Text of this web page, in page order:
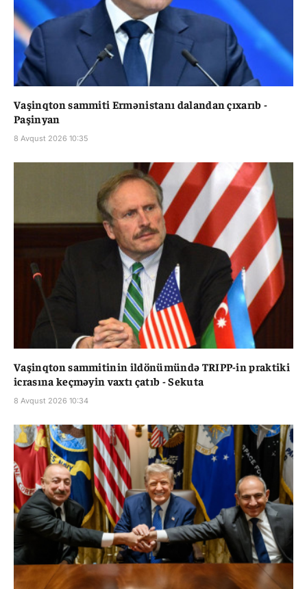
Vaşinqton sammiti Ermənistanı dalandan çıxarıb -
Paşinyan
8 Avqust 2026 10:35
Vaşinqton sammitinin ildönümündə TRIPP-in praktiki
icrasına keçməyin vaxtı çatıb - Sekuta
8 Avqust 2026 10:34